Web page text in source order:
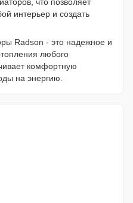
интерьер и создать
Radson - это надежное и
любого
комфортную
на энергию.